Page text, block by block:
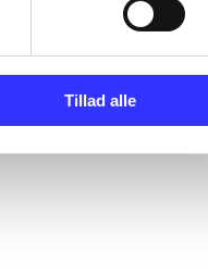
Tillad alle